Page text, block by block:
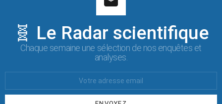
🧬 Le Radar scientifique
Chaque semaine une sélection de nos enquêtes et
analyses.
: